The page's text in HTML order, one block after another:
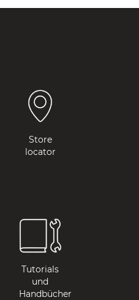
Store
locator
Tutorials
und
Handbücher